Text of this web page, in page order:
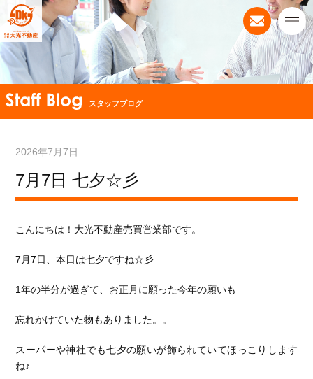
スタッフブログ
2026年7月7日
7月7日 七夕☆彡
こんにちは！大光不動産売買営業部です。
7月7日、本日は七夕ですね☆彡
1年の半分が過ぎて、お正月に願った今年の願いも
忘れかけていた物もありました。。
スーパーや神社でも七夕の願いが飾られていてほっこりします
ね♪